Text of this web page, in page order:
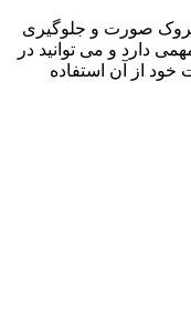
صورت و جلوگیری
و می توانید در
آن استفاده